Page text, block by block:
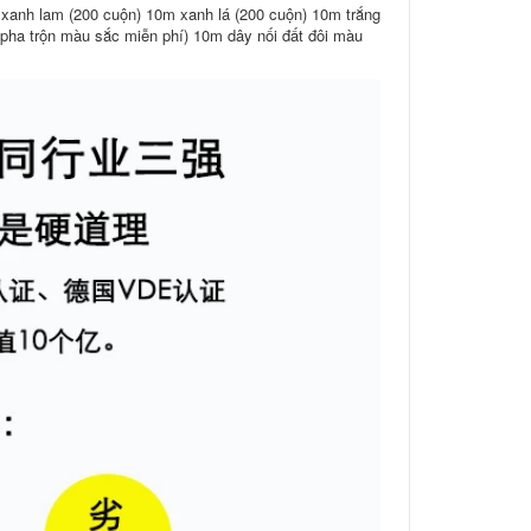
lam (200 cuộn) 10m xanh lá (200 cuộn) 10m trắng
trộn màu sắc miễn phí) 10m dây nối đất đôi màu